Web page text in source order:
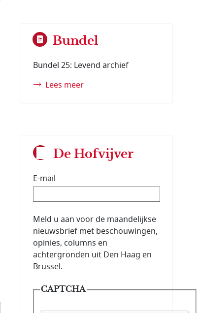
Bundel
Bundel 25: Levend archief
Lees meer
De Hofvijver
E-mail
E-mailadres van de abonnee.
Meld u aan voor de maandelijkse
nieuwsbrief met beschouwingen,
opinies, columns en
achtergronden uit Den Haag en
Brussel.
CAPTCHA